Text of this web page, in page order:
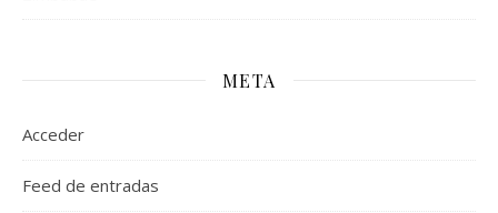
META
Acceder
Feed de entradas